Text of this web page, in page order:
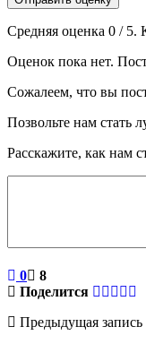
Средняя оценка 0 / 5.
Оценок пока нет.
Сожалеем, что вы
Позвольте нам стать
Расскажите, как нам
0
8
Поделится
Предыдущая запись